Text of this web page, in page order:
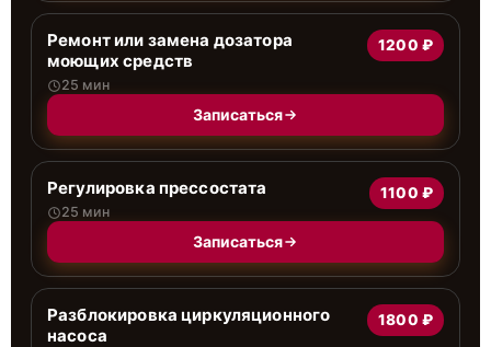
Ремонт или замена дозатора
моющих средств
25 мин
1200 ₽
Записаться
Регулировка прессостата
25 мин
1100 ₽
Записаться
Разблокировка циркуляционного
насоса
1800 ₽